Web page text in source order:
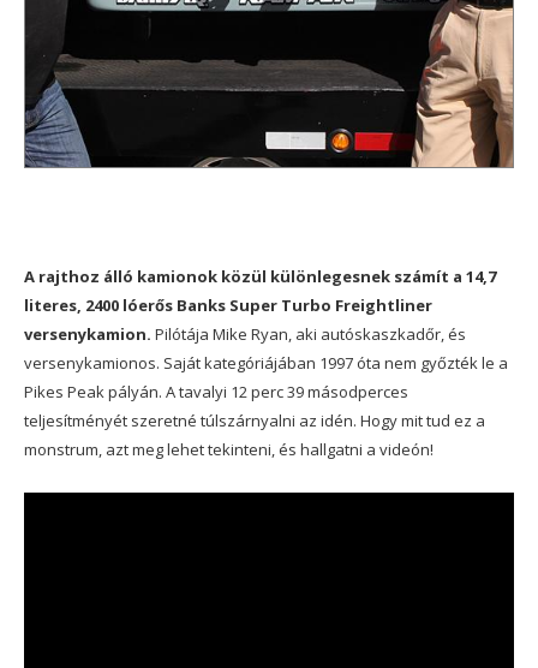
A rajthoz álló kamionok közül különlegesnek számít a 14,7
literes, 2400 lóerős Banks Super Turbo Freightliner
versenykamion. Pilótája Mike Ryan, aki autóskaszkadőr, és
versenykamionos. Saját kategóriájában 1997 óta nem győzték le a
Pikes Peak pályán. A tavalyi 12 perc 39 másodperces
teljesítményét szeretné túlszárnyalni az idén. Hogy mit tud ez a
monstrum, azt meg lehet tekinteni, és hallgatni a videón!